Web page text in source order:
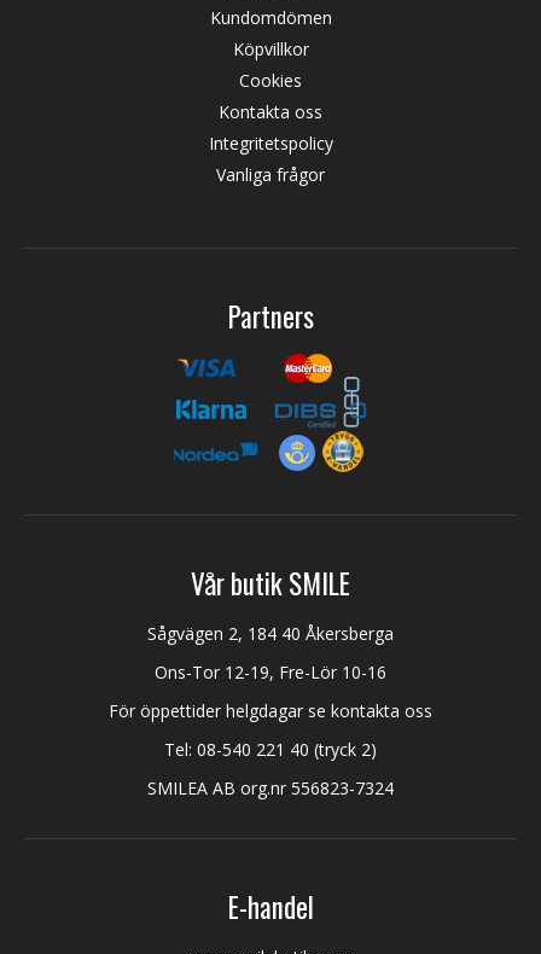
Kundomdömen
Köpvillkor
Cookies
Kontakta oss
Integritetspolicy
Vanliga frågor
Partners
Vår butik SMILE
Sågvägen 2, 184 40 Åkersberga
Ons-Tor 12-19, Fre-Lör 10-16
För öppettider helgdagar se kontakta oss
Tel: 08-540 221 40 (tryck 2)
SMILEA AB org.nr 556823-7324
E-handel